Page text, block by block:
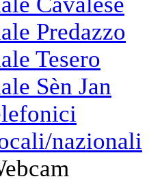
Predazzo
Tesero
Sèn Jan
nazionali